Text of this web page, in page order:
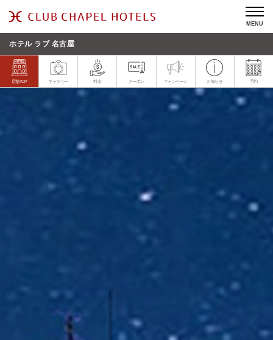
MENU
ホテル ラブ 名古屋
店舗TOP ギャラリー 料金 クーポン キャンペーン お知らせ 予約